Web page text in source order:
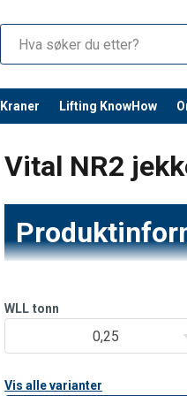
Kraner Lifting KnowHow
Vital NR2
betjening. Det kreves en
at bremsesystemet forblir
spesie
WLL tonn
0,25
Vis alle varianter